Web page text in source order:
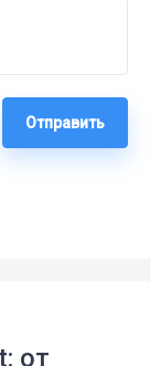
Отправить
от